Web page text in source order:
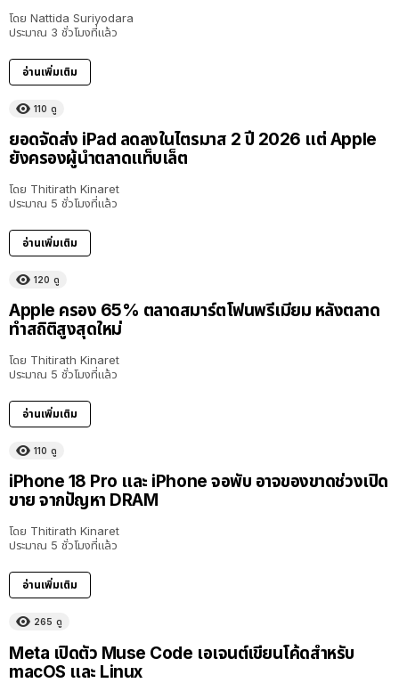
โดย Nattida Suriyodara
ประมาณ 3 ชั่วโมงที่แล้ว
อ่านเพิ่มเติม
110 ดู
ยอดจัดส่ง iPad ลดลงในไตรมาส 2 ปี 2026 แต่ Apple
ยังครองผู้นำตลาดแท็บเล็ต
โดย Thitirath Kinaret
ประมาณ 5 ชั่วโมงที่แล้ว
อ่านเพิ่มเติม
120 ดู
Apple ครอง 65% ตลาดสมาร์ตโฟนพรีเมียม หลังตลาด
ทำสถิติสูงสุดใหม่
โดย Thitirath Kinaret
ประมาณ 5 ชั่วโมงที่แล้ว
อ่านเพิ่มเติม
110 ดู
iPhone 18 Pro และ iPhone จอพับ อาจของขาดช่วงเปิด
ขาย จากปัญหา DRAM
โดย Thitirath Kinaret
ประมาณ 5 ชั่วโมงที่แล้ว
อ่านเพิ่มเติม
265 ดู
Meta เปิดตัว Muse Code เอเจนต์เขียนโค้ดสำหรับ
macOS และ Linux